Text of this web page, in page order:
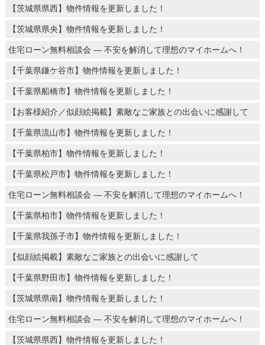
【茨城県県西】物件情報を更新しました！
【茨城県県央】物件情報を更新しました！
住宅ローン無料相談会 ― 不安を解消して理想のマイホームへ！
【千葉県鎌ケ谷市】物件情報を更新しました！
【千葉県船橋市】物件情報を更新しました！
【お客様紹介／似顔絵掲載】素敵なご家族との出会いに感謝して
【千葉県流山市】物件情報を更新しました！
【千葉県柏市】物件情報を更新しました！
【千葉県松戸市】物件情報を更新しました！
住宅ローン無料相談会 ― 不安を解消して理想のマイホームへ！
【千葉県柏市】物件情報を更新しました！
【千葉県我孫子市】物件情報を更新しました！
【似顔絵掲載】素敵なご家族との出会いに感謝して
【千葉県野田市】物件情報を更新しました！
【茨城県県南】物件情報を更新しました！
住宅ローン無料相談会 ― 不安を解消して理想のマイホームへ！
【茨城県県西】物件情報を更新しました！